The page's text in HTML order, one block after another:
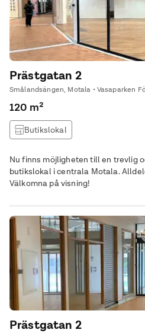
Prästgatan 2
Smålandsängen, Motala • Vasaparken
120 m²
Butikslokal
Nu finns möjligheten till en trevlig
butikslokal i centrala Motala. Alldeles intill Stora Torget -
Välkomna på visning!
Prästgatan 2